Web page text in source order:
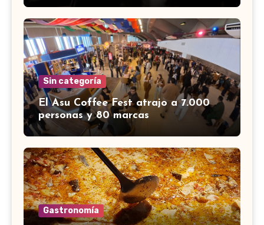
Sin categoría
El Asu Coffee Fest atrajo a 7.000
personas y 80 marcas
Gastronomía